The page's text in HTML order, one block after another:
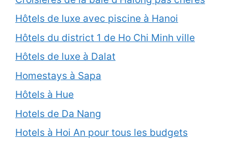
Hôtels de luxe avec piscine à Hanoi
Hôtels du district 1 de Ho Chi Minh ville
Hôtels de luxe à Dalat
Homestays à Sapa
Hôtels à Hue
Hotels de Da Nang
Hotels à Hoi An pour tous les budgets